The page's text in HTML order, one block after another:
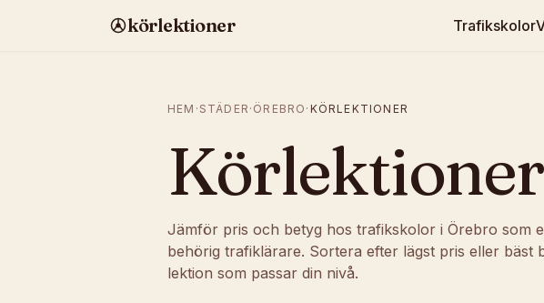
körlektioner Trafikskolor
HEM · STÄDER · ÖREBRO · KÖRLEKTIONER
Körlektioner
Jämför pris och betyg hos trafikskolor i Örebro som
behörig trafiklärare. Sortera efter lägst pris eller bäst
lektion som passar din nivå.